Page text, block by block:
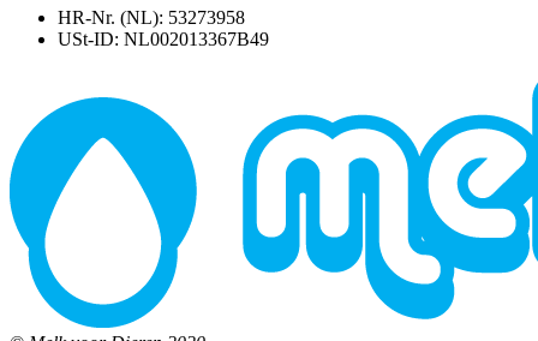
HR-Nr. (NL): 53273958
USt-ID: NL002013367B49